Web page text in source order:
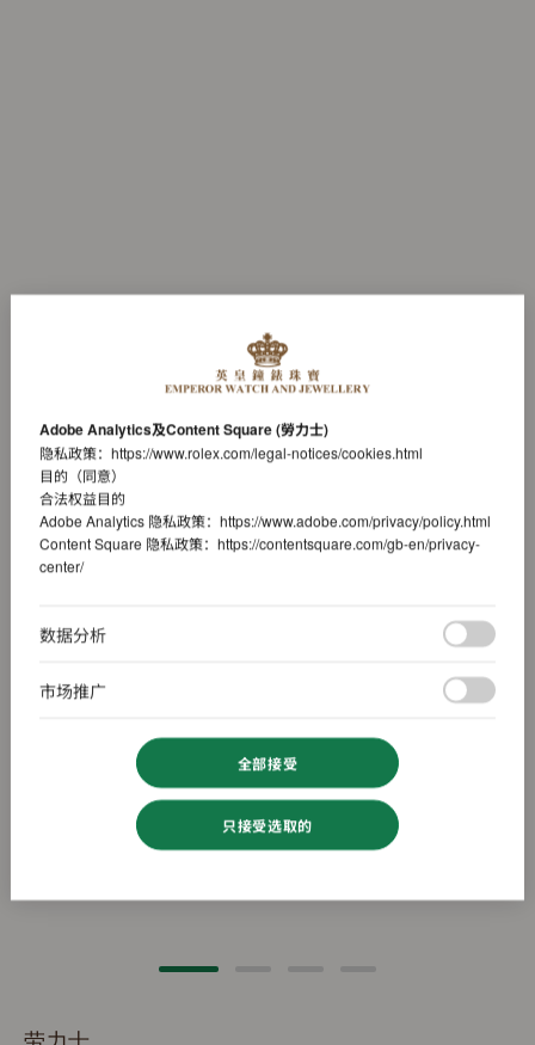
Adobe Analytics及Content Square (勞力士)
隐私政策： https://www.rolex.com/legal-notices/cookies.html
目的（同意）
合法权益目的
Adobe Analytics 隐私政策： https://www.adobe.com/privacy/policy.html
Content Square 隐私政策： https://contentsquare.com/gb-en/privacy-
center/
数据分析
市场推广
全部接受
只接受选取的